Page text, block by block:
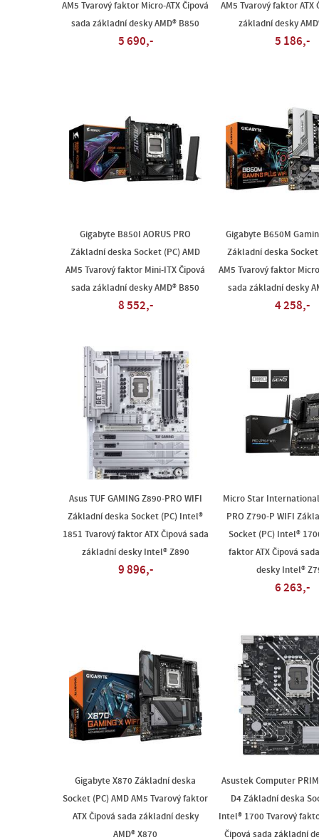
AM5 Tvarový faktor Micro-ATX Čipová
sada základní desky AMD® B850
5 690,-
AM5 Tvarový faktor ATX
základní desky
5 186,-
Gigabyte B850I AORUS PRO
Základní deska Socket (PC) AMD
AM5 Tvarový faktor Mini-ITX Čipová
sada základní desky AMD® B850
8 552,-
Gigabyte B650M
Základní deska Socket
AM5 Tvarový faktor
sada základní desky
4 258,-
Asus TUF GAMING Z890-PRO WIFI
Základní deska Socket (PC) Intel®
1851 Tvarový faktor ATX Čipová sada
základní desky Intel® Z890
9 896,-
Micro Star
PRO Z790-P WIFI
Socket (PC) Intel®
faktor ATX Čipová
desky Intel®
6 263,-
Gigabyte X870 Základní deska
Socket (PC) AMD AM5 Tvarový faktor
ATX Čipová sada základní desky
AMD® X870
Asustek Computer
D4 Základní deska
Intel® 1700 Tvarový
Čipová sada základní